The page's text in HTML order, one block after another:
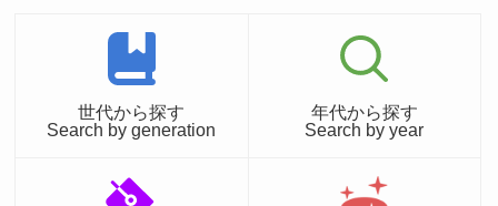
世代から探す
Search by generation
年代から探す
Search by year